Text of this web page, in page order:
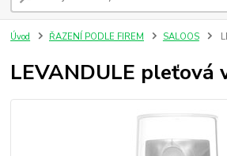
Úvod ŘAZENÍ PODLE FIREM SALOOS
LEVANDULE pleťová